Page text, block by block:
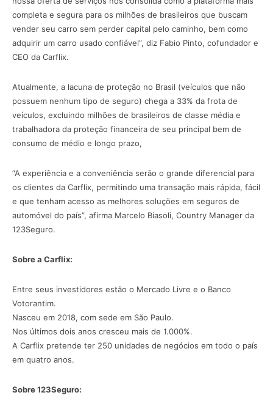
completa e segura para os milhões de brasileiros que buscam
vender seu carro sem perder capital pelo caminho, bem como
adquirir um carro usado confiável”, diz Fabio Pinto, cofundador e
CEO da Carflix.
Atualmente, a lacuna de proteção no Brasil (veículos que não
possuem nenhum tipo de seguro) chega a 33% da frota de
veículos, excluindo milhões de brasileiros de classe média e
trabalhadora da proteção financeira de seu principal bem de
consumo de médio e longo prazo,
“A experiência e a conveniência serão o grande diferencial para
os clientes da Carflix, permitindo uma transação mais rápida, fácil
e que tenham acesso as melhores soluções em seguros de
automóvel do país”, afirma Marcelo Biasoli, Country Manager da
123Seguro.
Sobre a Carflix:
Entre seus investidores estão o Mercado Livre e o Banco
Votorantim.
Nasceu em 2018, com sede em São Paulo.
Nos últimos dois anos cresceu mais de 1.000%.
A Carflix pretende ter 250 unidades de negócios em todo o país
em quatro anos.
Sobre 123Seguro: